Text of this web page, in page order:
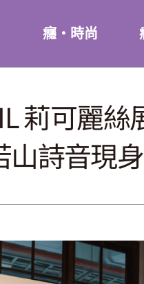
癮・時尚
莉可麗
詩音現